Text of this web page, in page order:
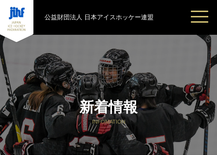
公益財団法人 日本アイスホッケー連盟
新着情報
INFOMATION